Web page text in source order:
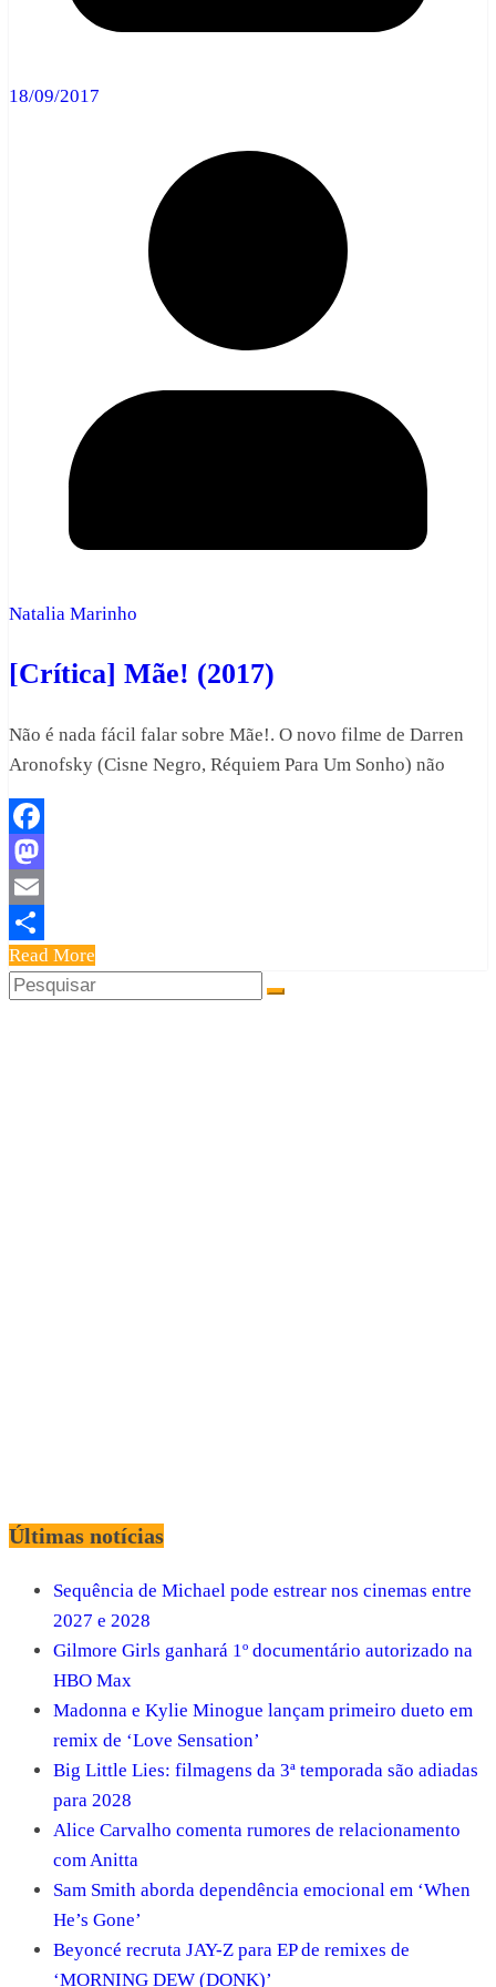
18/09/2017
Natalia Marinho
[Crítica] Mãe! (2017)
Não é nada fácil falar sobre Mãe!. O novo filme de Darren
Aronofsky (Cisne Negro, Réquiem Para Um Sonho) não
Facebook
Mastodon
Email
Share
Read More
Últimas notícias
Sequência de Michael pode estrear nos cinemas entre
2027 e 2028
Gilmore Girls ganhará 1º documentário autorizado na
HBO Max
Madonna e Kylie Minogue lançam primeiro dueto em
remix de ‘Love Sensation’
Big Little Lies: filmagens da 3ª temporada são adiadas
para 2028
Alice Carvalho comenta rumores de relacionamento
com Anitta
Sam Smith aborda dependência emocional em ‘When
He’s Gone’
Beyoncé recruta JAY-Z para EP de remixes de
‘MORNING DEW (DONK)’